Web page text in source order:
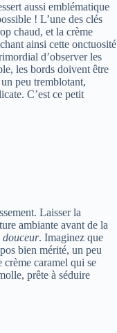
aussi emblématique
! L’une des clés
chaud, et la crème
ainsi cette onctuosité
d’observer les
les bords doivent être
peu tremblotant,
C’est ce petit
Laisser la
ambiante avant de la
douceur. Imaginez que
bien mérité, un peu
crème caramel qui se
prête à séduire